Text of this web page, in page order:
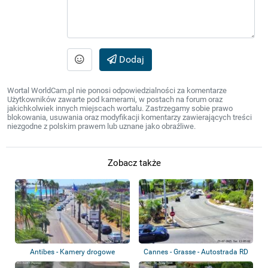
Dodaj
Wortal WorldCam.pl nie ponosi odpowiedzialności za komentarze
Użytkowników zawarte pod kamerami, w postach na forum oraz
jakichkolwiek innych miejscach wortalu. Zastrzegamy sobie prawo
blokowania, usuwania oraz modyfikacji komentarzy zawierających treści
niezgodne z polskim prawem lub uznane jako obraźliwe.
Zobacz także
Antibes - Kamery drogowe
Cannes - Grasse - Autostrada RD
6185